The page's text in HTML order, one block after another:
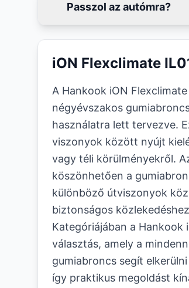
Passzol az autómra?
iON Flexclimate
A Hankook iON
négyévszakos
használatra lett tervezve.
viszonyok között nyújt
vagy téli körülményekről.
köszönhetően a
különböző útviszonyok
biztonságos
Kategóriájában a Hankook
választás, amely a
gumiabroncs segít
így praktikus megoldást